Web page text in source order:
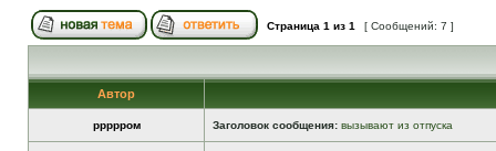
Страница 1 из 1 [ Сообщений: 7 ]
Автор
ррррром Заголовок сообщения: вызывают из отпуска